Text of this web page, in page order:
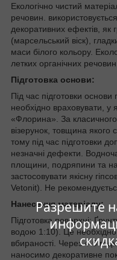
Разрешите
Екологічно чистий
речовин.
декоративних ефектів, як
(марсельський віск),
маси білого кольору.
летких органічних речовин.
Підготовка основи:
Під час підготовки
необхідно враховувати, у
«Флорина». За
візерунок, товщина якого
тому під час підготовки
незначні дефекти.
площини, подряпини та
застосовувати якісну
Vetonit). Не
Нанесення матеріалу:
Підготовка поверхні:
водою 1:10). Це необхідно
вбираності. Через 4-6
наносимо декоративне